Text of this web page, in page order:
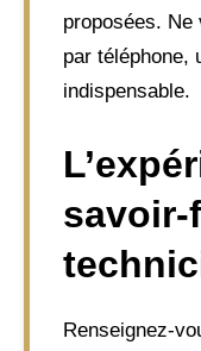
proposées. Ne
par téléphone,
indispensable.
savoir-
Renseignez-